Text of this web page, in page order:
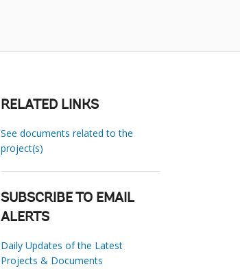
RELATED LINKS
See documents related to the
project(s)
SUBSCRIBE TO EMAIL
ALERTS
Daily Updates of the Latest
Projects & Documents